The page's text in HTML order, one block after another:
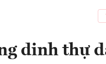
dinh thự